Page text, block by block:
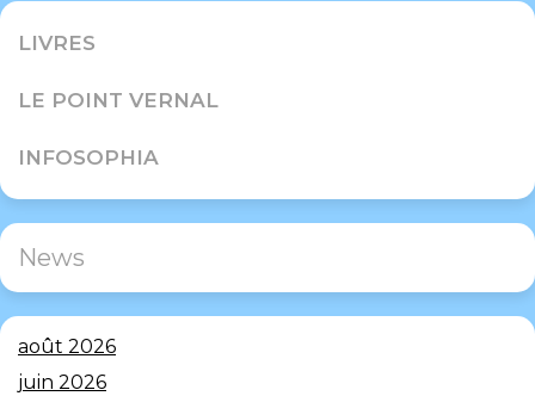
LIVRES
LE POINT VERNAL
INFOSOPHIA
News
août 2026
juin 2026